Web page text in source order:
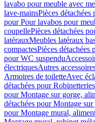
lavabo pour meuble avec
lave-mainsPièces
pour Pour lavabos pour
coupellePièces détachées
latérauxMeubles latéraux
compactesPièces détachées
pour WC suspendu
électriquesAutres
Armoires de toiletteAvec
détachées pour
pour Montage sur gorge,
détachées pour Montage
pour Montage mural,